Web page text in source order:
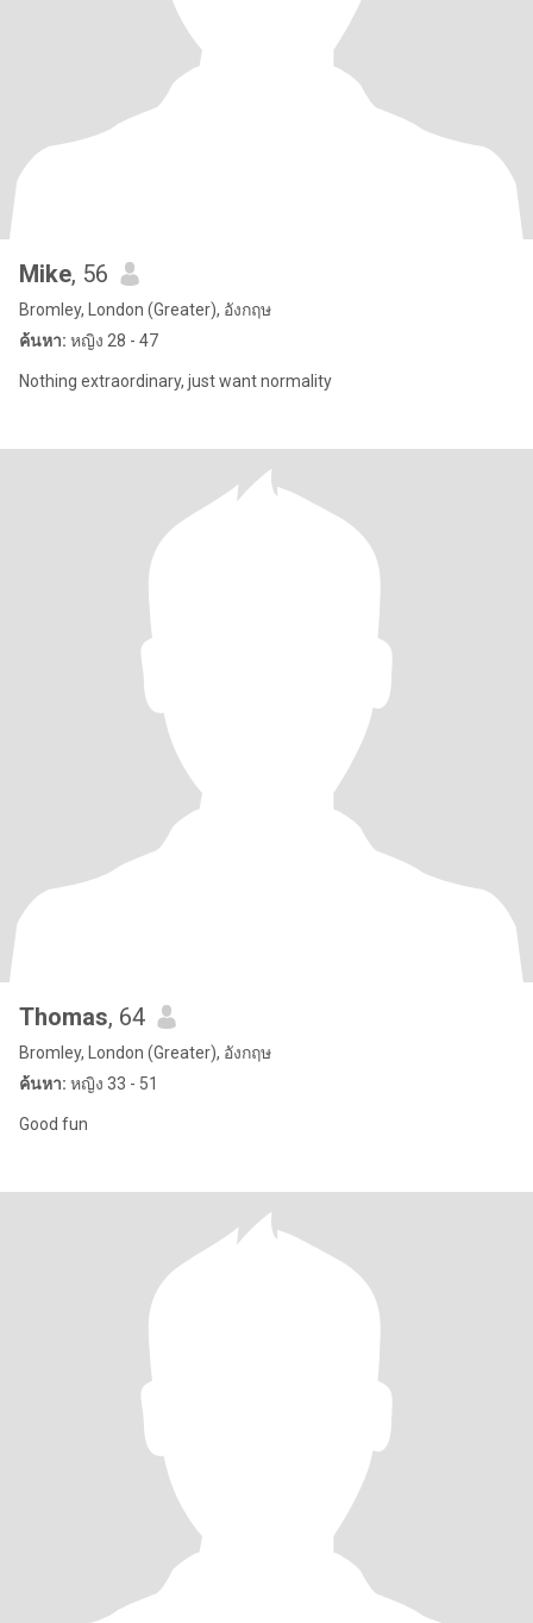
Mike, 56
Bromley, London (Greater), อังกฤษ
ค้นหา: หญิง 28 - 47
Nothing extraordinary, just want normality
Thomas, 64
Bromley, London (Greater), อังกฤษ
ค้นหา: หญิง 33 - 51
Good fun